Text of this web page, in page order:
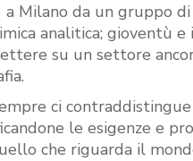
a Milano da un gruppo
analitica; gioventù
su un settore
ci
le esigenze e
che riguarda il